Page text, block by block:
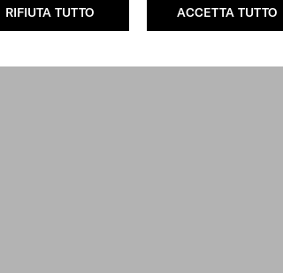
ACCETTA TUTTO
RIFIUTA TUTTO